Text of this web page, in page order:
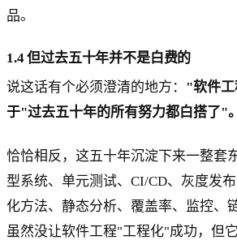
品。
1.4 但过去五十年并不是白费的
说这话有个必须澄清的地方：
"软件
于"过去五十年的所有努力都白搭了"。
恰恰相反，这五十年沉淀下来一整
型系统、单元测试、CI/CD、灰度发
化方法、静态分析、覆盖率、监控、
虽然没让软件工程"工程化"成功，但